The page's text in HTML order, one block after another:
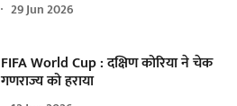
29 Jun 2026
FIFA World Cup : दक्षिण कोरिया ने चेक
गणराज्य को हराया